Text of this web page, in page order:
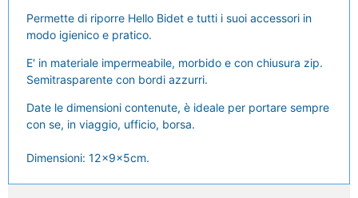
Permette di riporre Hello Bidet e tutti i suoi accessori in
modo igienico e pratico.
E' in materiale impermeabile, morbido e con chiusura zip.
Semitrasparente con bordi azzurri.
Date le dimensioni contenute, è ideale per portare sempre
con se, in viaggio, ufficio, borsa.
Dimensioni: 12x9x5cm.